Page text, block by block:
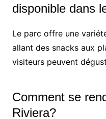
disponible dans
Le parc offre une
allant des snacks aux
visiteurs peuvent
Comment se
Riviera?